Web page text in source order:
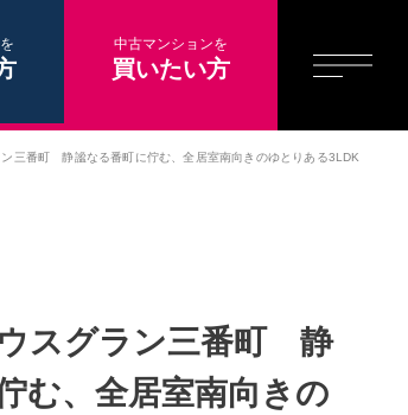
中古マンションを
買いたい方
三番町 静謐なる番町に佇む、全居室南向きのゆとりある3LDK
スグラン三番町 静
む、全居室南向きの